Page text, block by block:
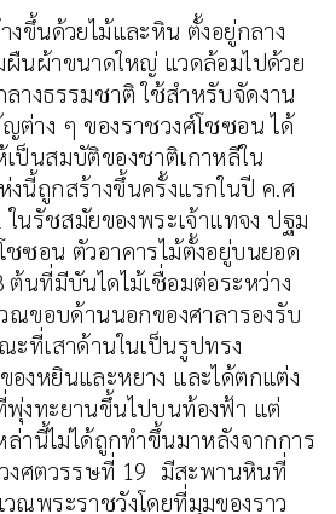
ขึ้นด้วยไม้และหิน ตั้งอยู่กลาง
ผืนผ้าขนาดใหญ่ แวดล้อมไปด้วย
างธรรมชาติ ใช้สำหรับจัดงาน
ต่าง ๆ ของราชวงศ์โชซอน ได้
ป็นสมบัติของชาติเกาหลีใน
นี้ถูกสร้างขึ้นครั้งแรกในปี ค.ศ
นรัชสมัยของพระเจ้าแทจง ปฐม
ซอน ตัวอาคารไม้ตั้งอยู่บนยอด
นที่มีบันไดไม้เชื่อมต่อระหว่าง
ขอบด้านนอกของศาลารองรับ
ะที่เสาด้านในเป็นรูปทรง
งหยินและหยาง และได้ตกแต่ง
พุ่งทะยานขึ้นไปบนท้องฟ้า แต่
ล่านี้ไม่ได้ถูกทำขึ้นมาหลังจากการ
วงศตวรรษที่ 19 มีสะพานหินที่
ณพระราชวังโดยที่มุมของราว